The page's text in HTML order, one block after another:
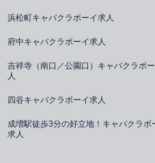
浜松町キャバクラボーイ求人
府中キャバクラボーイ求人
吉祥寺（南口／公園口）キャバクラボ
人
四谷キャバクラボーイ求人
成増駅徒歩3分の好立地！キャバクラボ
求人